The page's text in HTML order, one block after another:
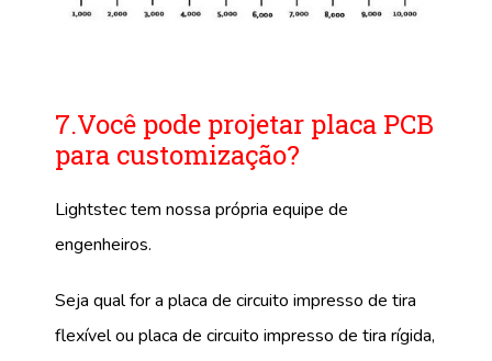
7.Você pode projetar placa PCB
para customização?
Lightstec tem nossa própria equipe de
engenheiros.
Seja qual for a placa de circuito impresso de tira
flexível ou placa de circuito impresso de tira rígida,